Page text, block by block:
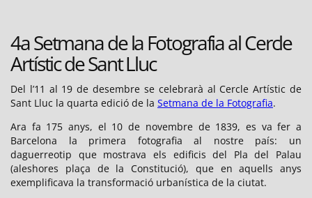
4a Setmana de la Fotografia al Cercle
Artístic de Sant Lluc
Del l’11 al 19 de desembre se celebrarà al Cercle Artístic de
Sant Lluc la quarta edició de la Setmana de la Fotografia.
Ara fa 175 anys, el 10 de novembre de 1839, es va fer a
Barcelona la primera fotografia al nostre país: un
daguerreotip que mostrava els edificis del Pla del Palau
(aleshores plaça de la Constitució), que en aquells anys
exemplificava la transformació urbanística de la ciutat.